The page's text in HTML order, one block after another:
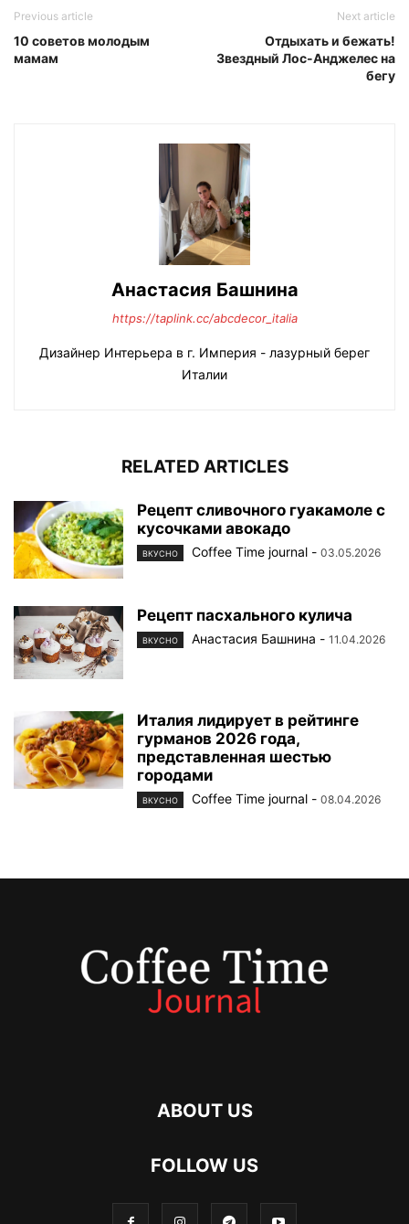
Previous article
10 советов молодым
мамам
Next article
Отдыхать и бежать!
Звездный Лос-Анджелес на
бегу
Анастасия Башнина
https://taplink.cc/abcdecor_italia
Дизайнер Интерьера в г. Империя - лазурный берег
Италии
RELATED ARTICLES
Рецепт сливочного гуакамоле с
кусочками авокадо
ВКУСНО Coffee Time journal - 03.05.2026
Рецепт пасхального кулича
ВКУСНО Анастасия Башнина - 11.04.2026
Италия лидирует в рейтинге
гурманов 2026 года,
представленная шестью
городами
ВКУСНО Coffee Time journal - 08.04.2026
ABOUT US
FOLLOW US